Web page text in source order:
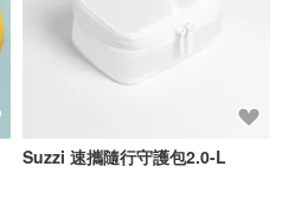
Suzzi 速攜隨行守護包2.0-L